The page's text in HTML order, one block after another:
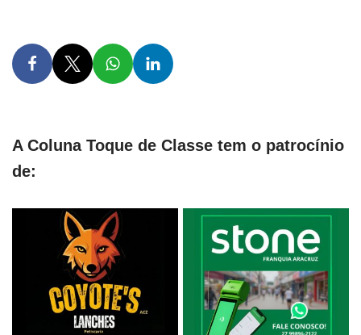
A Coluna Toque de Classe tem o patrocínio
de: